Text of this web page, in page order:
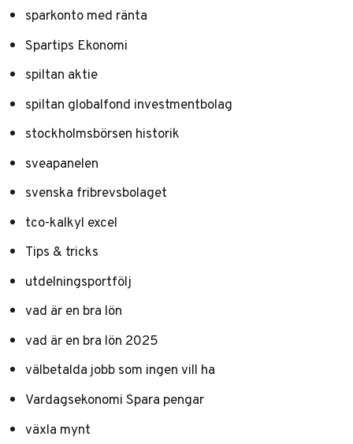
sparkonto med ränta
Spartips Ekonomi
spiltan aktie
spiltan globalfond investmentbolag
stockholmsbörsen historik
sveapanelen
svenska fribrevsbolaget
tco-kalkyl excel
Tips & tricks
utdelningsportfölj
vad är en bra lön
vad är en bra lön 2025
välbetalda jobb som ingen vill ha
Vardagsekonomi Spara pengar
växla mynt